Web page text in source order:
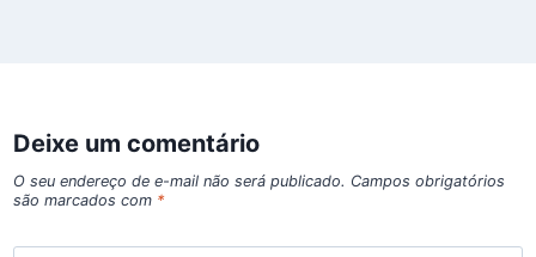
Deixe um comentário
O seu endereço de e-mail não será publicado. Campos obrigatórios
são marcados com *